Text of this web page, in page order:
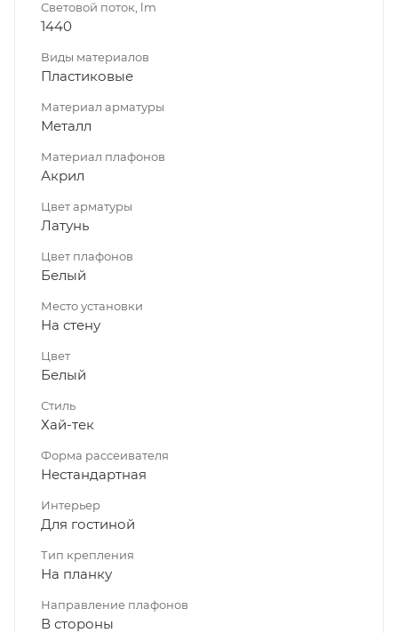
Световой поток, lm
1440
Виды материалов
Пластиковые
Материал арматуры
Металл
Материал плафонов
Акрил
Цвет арматуры
Латунь
Цвет плафонов
Белый
Место установки
На стену
Цвет
Белый
Стиль
Хай-тек
Форма рассеивателя
Нестандартная
Интерьер
Для гостиной
Тип крепления
На планку
Направление плафонов
В стороны